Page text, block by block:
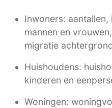
Inwoners:
mannen en
migratie
Huishoudens:
kinderen en
Woningen: